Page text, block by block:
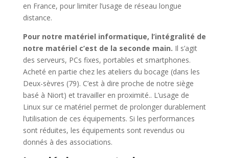
en France, pour limiter l’usage de réseau longue
distance.
Pour notre matériel informatique, l’intégralité de
notre matériel c’est de la seconde main. Il s’agit
des serveurs, PCs fixes, portables et smartphones.
Acheté en partie chez les ateliers du bocage (dans les
Deux-sèvres (79). C’est à dire proche de notre siège
basé à Niort) et travailler en proximité.. L’usage de
Linux sur ce matériel permet de prolonger durablement
l’utilisation de ces équipements. Si les performances
sont réduites, les équipements sont revendus ou
donnés à des associations.